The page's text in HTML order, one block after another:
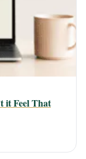
it Feel That